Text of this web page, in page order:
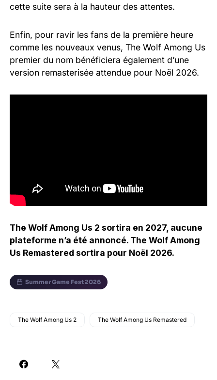
cette suite sera à la hauteur des attentes.
Enfin, pour ravir les fans de la première heure
comme les nouveaux venus, The Wolf Among Us
premier du nom bénéficiera également d’une
version remasterisée attendue pour Noël 2026.
The Wolf Among Us 2 sortira en 2027, aucune
plateforme n’a été annoncé. The Wolf Among
Us Remastered sortira pour Noël 2026.
Summer Game Fest 2026
The Wolf Among Us 2 The Wolf Among Us Remastered